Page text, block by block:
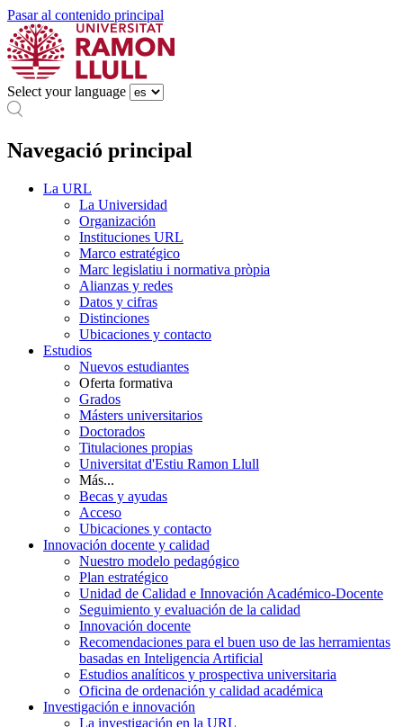
Pasar al contenido principal
Select your language
Navegació principal
La URL
La Universidad
Organización
Instituciones URL
Marco estratégico
Marc legislatiu i normativa pròpia
Alianzas y redes
Datos y cifras
Distinciones
Ubicaciones y contacto
Estudios
Nuevos estudiantes
Oferta formativa
Grados
Másters universitarios
Doctorados
Titulaciones propias
Universitat d'Estiu Ramon Llull
Más...
Becas y ayudas
Acceso
Ubicaciones y contacto
Innovación docente y calidad
Nuestro modelo pedagógico
Plan estratégico
Unidad de Calidad e Innovación Académico-Docente
Seguimiento y evaluación de la calidad
Innovación docente
Recomendaciones para el buen uso de las herramientas
basadas en Inteligencia Artificial
Estudios analíticos y prospectiva universitaria
Oficina de ordenación y calidad académica
Investigación e innovación
La investigación en la URL